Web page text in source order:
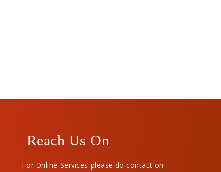
Reach Us On
For Online Services please do contact on